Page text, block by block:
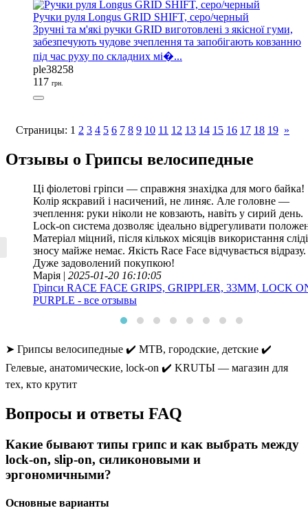
Ручки руля Longus GRID SHIFT, серо/черный
Зручні та м'які ручки GRID виготовлені з якісної гуми,
забезпечують чудове зчеплення та запобігають ковзанню
під час руху по складних мі�...
ple38258
117 грн.
Страницы: 1 2 3 4 5 6 7 8 9 10 11 12 13 14 15 16 17 18 19 »
Отзывы о Грипсы велосипедные
Ці фіолетові гріпси — справжня знахідка для мого байка!
Колір яскравий і насичений, не линяє. Але головне —
зчеплення: руки ніколи не ковзають, навіть у сирий день.
Lock-on система дозволяє ідеально відрегуливати
Матеріал міцний, після кількох місяців використання
зносу майже немає. Якість Race Face відчувається відразу.
Дуже задоволений покупкою!
Марія | 2025-01-20 16:10:05
Гріпси RACE FACE GRIPS, GRIPPLER, 33MM, LOCK
PURPLE - все отзывы
➤ Грипсы велосипедные ✔️ MTB, городские, детские ✔️
Гелевые, анатомические, lock-on ✔️ KRUТЫ — магазин для
тех, кто крутит
Вопросы и ответы FAQ
Какие бывают типы грипс и как выбрать между
lock-on, slip-on, силиконовыми и
эргономичными?
Основные варианты